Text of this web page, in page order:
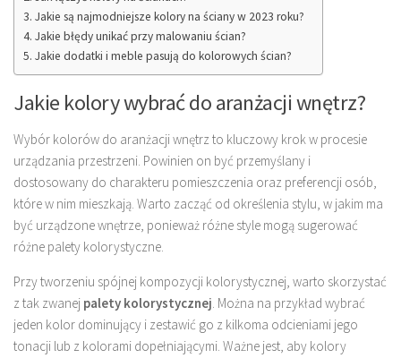
Jakie są najmodniejsze kolory na ściany w 2023 roku?
Jakie błędy unikać przy malowaniu ścian?
Jakie dodatki i meble pasują do kolorowych ścian?
Jakie kolory wybrać do aranżacji wnętrz?
Wybór kolorów do aranżacji wnętrz to kluczowy krok w procesie
urządzania przestrzeni. Powinien on być przemyślany i
dostosowany do charakteru pomieszczenia oraz preferencji osób,
które w nim mieszkają. Warto zacząć od określenia stylu, w jakim ma
być urządzone wnętrze, ponieważ różne style mogą sugerować
różne palety kolorystyczne.
Przy tworzeniu spójnej kompozycji kolorystycznej, warto skorzystać
z tak zwanej palety kolorystycznej. Można na przykład wybrać
jeden kolor dominujący i zestawić go z kilkoma odcieniami jego
tonacji lub z kolorami dopełniającymi. Ważne jest, aby kolory